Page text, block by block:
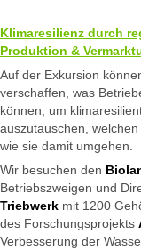
Klimaresilienz durch
Produktion &
Auf der Exkursion
verschaffen, was
können, um
auszutauschen,
wie sie damit umgehen.
Wir besuchen den
Betriebszweigen und
Triebwerk mit 1200
des Forschungsprojekts
Verbesserung der